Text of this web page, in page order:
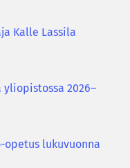
Kalle Lassila
2026–
lukuvuonna